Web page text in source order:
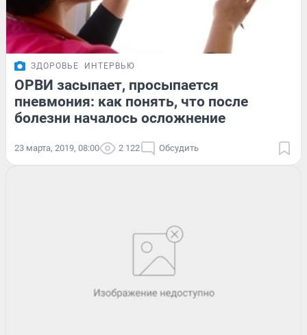
ЗДОРОВЬЕ ИНТЕРВЬЮ
ОРВИ засыпает, просыпается
пневмония: как понять, что после
болезни началось осложнение
23 марта, 2019, 08:00 2 122 Обсудить